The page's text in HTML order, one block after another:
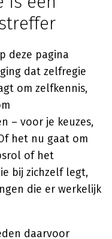
deze pagina
dat zelfregie
om zelfkennis,
– voor je keuzes,
het nu gaat om
of het
bij zichzelf legt,
die er werkelijk
daarvoor